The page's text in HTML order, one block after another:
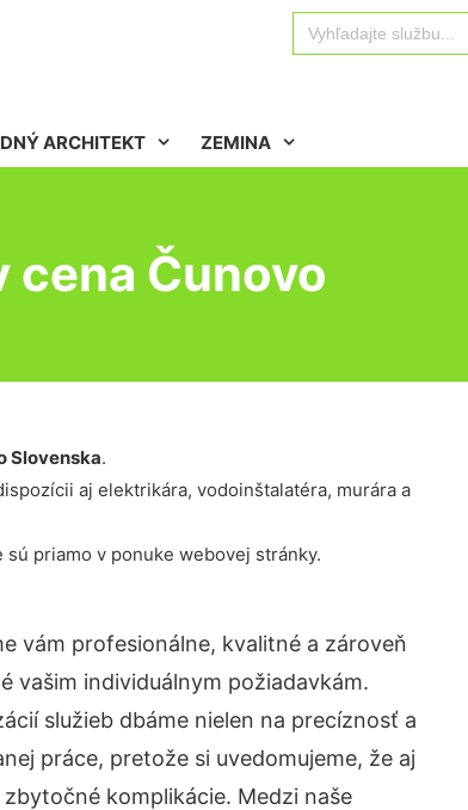
Search
for:
ARCHITEKT ZEMINA
cena Čunovo
Slovenska.
aj elektrikára, vodoinštalatéra, murára a
priamo v ponuke webovej stránky.
vám profesionálne, kvalitné a zároveň
vašim individuálnym požiadavkám.
služieb dbáme nielen na precíznosť a
práce, pretože si uvedomujeme, že aj
komplikácie. Medzi naše